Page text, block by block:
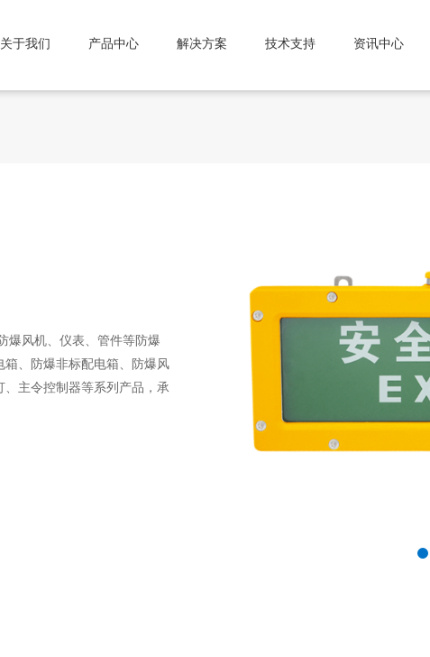
关于我们 产品中心 解决方案 技术支持 资讯中心
爆风机、仪表、管件等防爆
、防爆非标配电箱、防爆风
主令控制器等系列产品，承